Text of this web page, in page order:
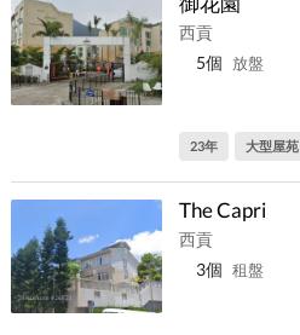
西貢
5個
放盤
23年 大型屋苑
The Capri
西貢
3個 租盤